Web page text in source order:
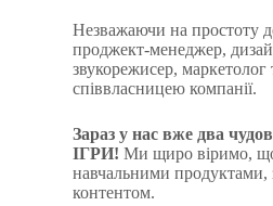
Незважаючи на простоту
проджект-менеджер,
звукорежисер,
співвласницею компанії.
Зараз у нас вже два
ІГРИ!Ми щиро віримо,
навчальними продуктами,
контентом.